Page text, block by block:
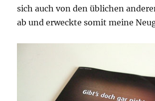
sich auch von den üblichen
ab und erweckte somit meine